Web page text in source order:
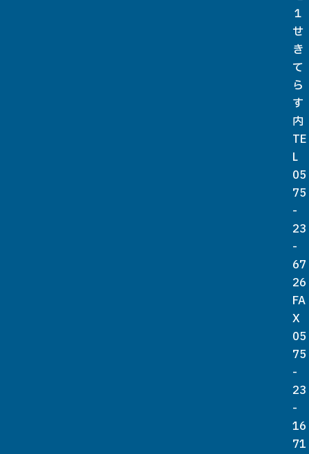
１
せ
き
て
ら
す
内
TE
L
05
75
-
23
-
67
26
FA
X
05
75
-
23
-
16
71